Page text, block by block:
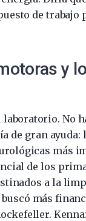
de
y
No
gran ayuda:
más
de los
a la
más